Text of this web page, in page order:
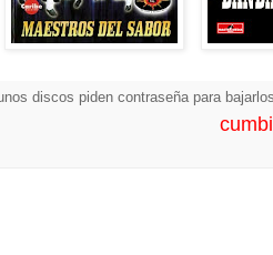
discos piden contraseña para